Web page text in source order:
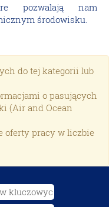
pozwalają nam
środowisku.
do tej kategorii lub
o pasujących
(Air and Ocean
oferty pracy w liczbie